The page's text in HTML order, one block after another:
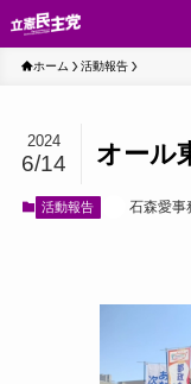
ホーム 活動報告
オール
2024
6/14
活動報告 石森愛事